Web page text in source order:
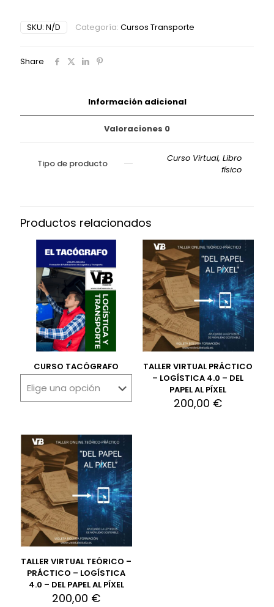
SKU: N/D Categoría: Cursos Transporte
Share
Información adicional
Valoraciones 0
Tipo de producto
Curso Virtual, Libro
físico
Productos relacionados
CURSO TACÓGRAFO
TALLER VIRTUAL PRÁCTICO
– LOGÍSTICA 4.0 – DEL
PAPEL AL PÍXEL
200,00 €
TALLER VIRTUAL TEÓRICO –
PRÁCTICO – LOGÍSTICA
4.0 – DEL PAPEL AL PÍXEL
200,00 €